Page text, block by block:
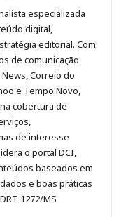
de
Anny
Malagolini
especializada
digital,
editorial. Com
de comunicação
Correio do
e Tempo Novo,
cobertura de
de interesse
o portal DCI,
baseados em
e boas práticas
1272/MS